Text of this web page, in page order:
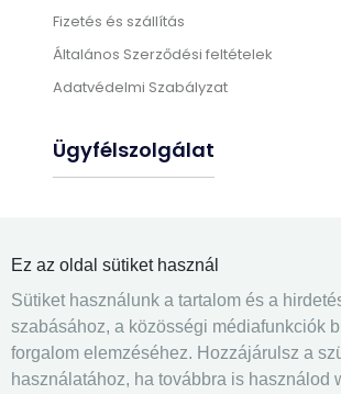
Fizetés és szállítás
Általános Szerződési feltételek
Adatvédelmi Szabályzat
Ügyfélszolgálat
Üléshuzat felrakás
Gyakran ismételt kérdések
Elérhetőségek
Kapcsolatfelvétel
Ez az oldal sütiket használ
Sütiket használunk a tartalom és a
szabásához, a közösségi médiafunkciók
forgalom elemzéséhez. Hozzájárulsz a
használatához, ha továbbra is használod